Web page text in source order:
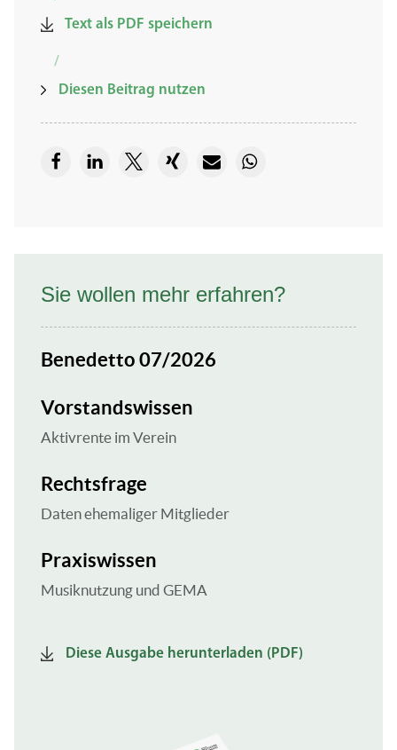
Text als PDF speichern
/
Diesen Beitrag nutzen
Sie wollen mehr erfahren?
Benedetto 07/2026
Vorstandswissen
Aktivrente im Verein
Rechtsfrage
Daten ehemaliger Mitglieder
Praxiswissen
Musiknutzung und GEMA
Diese Ausgabe herunterladen (PDF)